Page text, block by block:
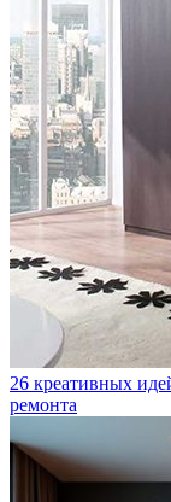
26 креативных
ремонта